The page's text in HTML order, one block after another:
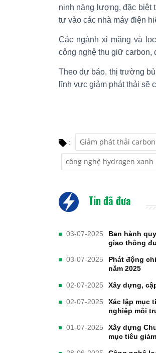
ninh năng lượng, đặc biệt
tư vào các nhà máy điện
Các ngành xi măng và
công nghệ thu giữ carbon,
Theo dự báo, thị trường
lĩnh vực giảm phát thải sẽ
: Giảm phát thải carbon
công nghệ hydrogen xanh
Tin đã đưa
03-07-2025
Ban hành
giao thông
03-07-2025
Phát động
năm 2025
02-07-2025 Xây dựng,
02-07-2025
Xác lập mục
nghiệp môi
01-07-2025
Xây dựng
mục tiêu